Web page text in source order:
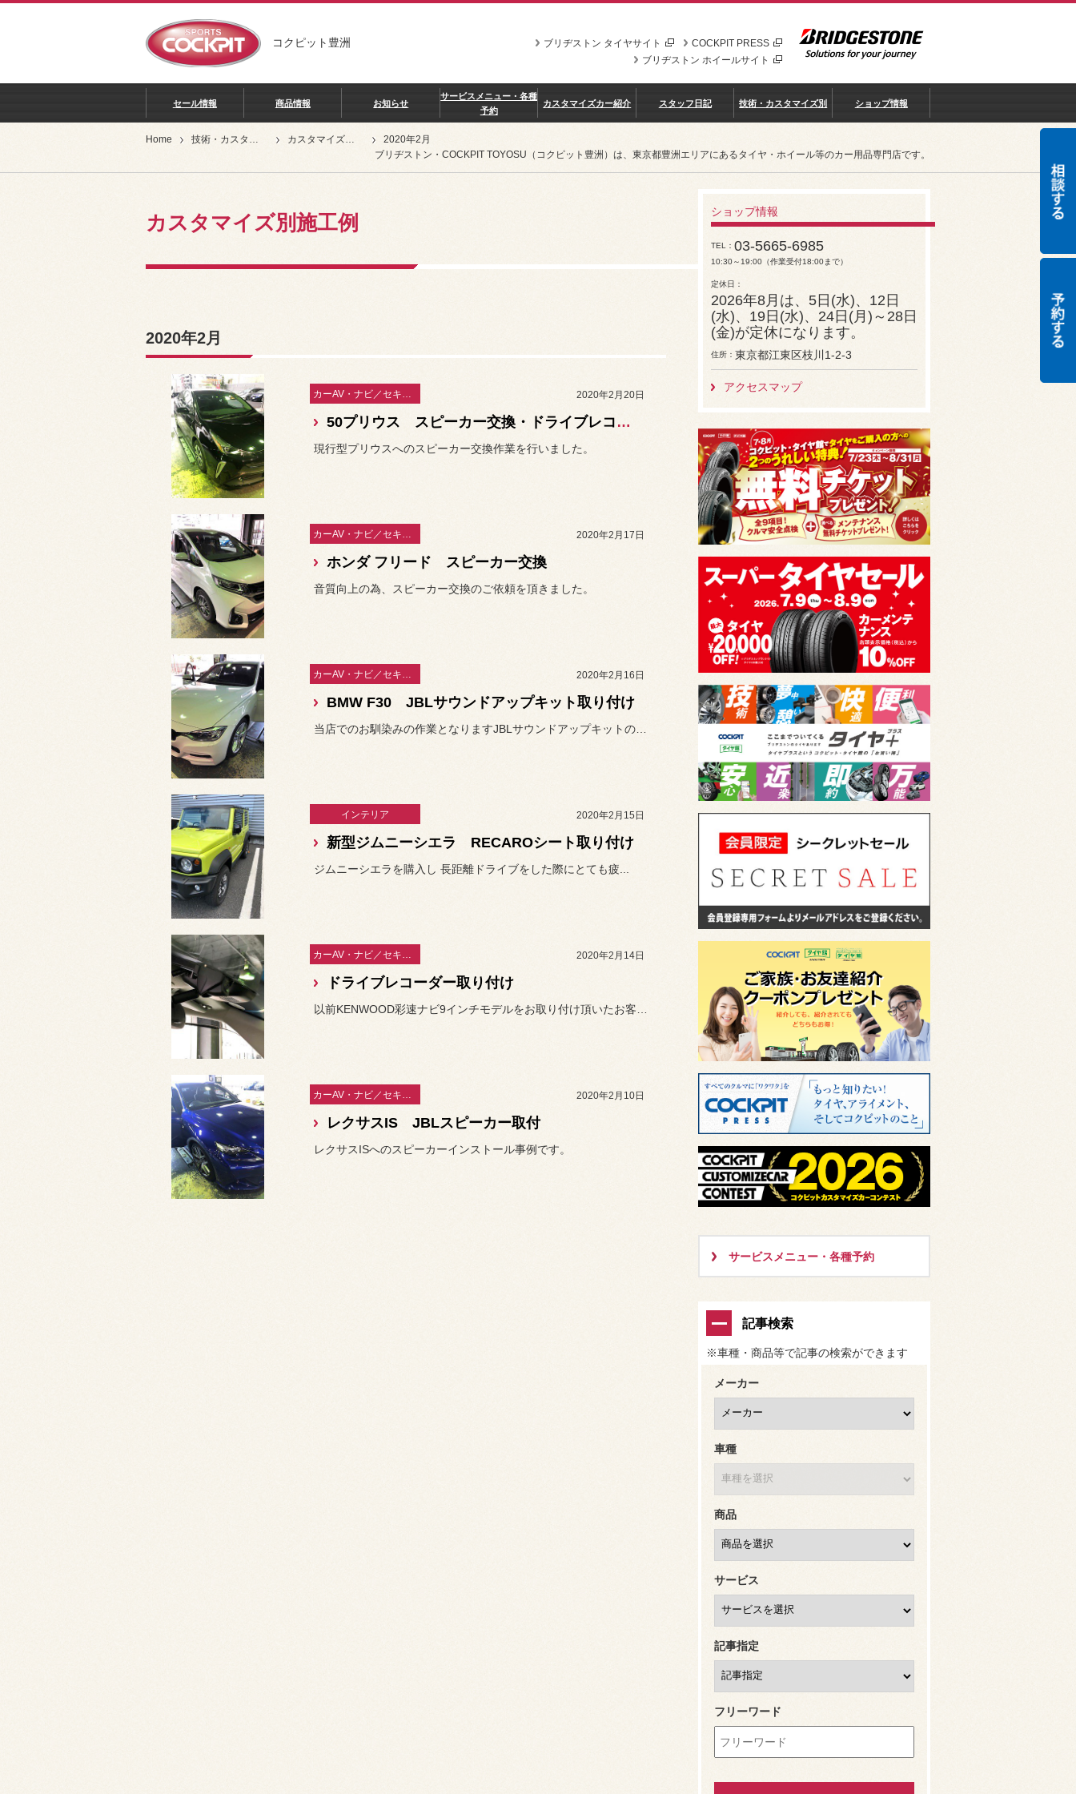
コクピット豊洲 COCKPIT PRESS
ブリヂストン タイヤサイト
ブリヂストン ホイールサイト
セール情報 商品情報 お知らせ
サービスメニュー・各種
予約
カスタマイズカー紹介 スタッフ日記 技術・カスタマイズ別 ショップ情報
Home 技術・カスタマイズ別 カスタマイズ別施工例
2020年2月
ブリヂストン・COCKPIT TOYOSU（コクピット豊洲）は、東京都豊洲エリアにあるタイヤ・ホイール等のカー用品専門店です。
カスタマイズ別施工例
2020年2月
カーAV・ナビ／セキュリティー 2020年2月20日
50プリウス スピーカー交換・ドライブレコーダー取り付け
現行型プリウスへのスピーカー交換作業を行いました。
カーAV・ナビ／セキュリティー 2020年2月17日
ホンダ フリード スピーカー交換
音質向上の為、スピーカー交換のご依頼を頂きました。
カーAV・ナビ／セキュリティー 2020年2月16日
BMW F30 JBLサウンドアップキット取り付け
インテリア 2020年2月15日
新型ジムニーシエラ RECAROシート取り付け
ジムニーシエラを購入し 長距離ドライブをした際にとても疲...
カーAV・ナビ／セキュリティー 2020年2月14日
ドライブレコーダー取り付け
カーAV・ナビ／セキュリティー 2020年2月10日
レクサスIS JBLスピーカー取付
レクサスISへのスピーカーインストール事例です。
ショップ情報
TEL 03-5665-6985
10:30～19:00（作業受付18:00まで）
定休日
2026年8月は、5日(水)、12日
(水)、19日(水)、24日(月)～28日
(金)が定休になります。
住所 東京都江東区枝川1-2-3
アクセスマップ
サービスメニュー・各種予約
記事検索
※車種・商品等で記事の検索ができます
メーカー
車種
商品
サービス
記事指定
フリーワード